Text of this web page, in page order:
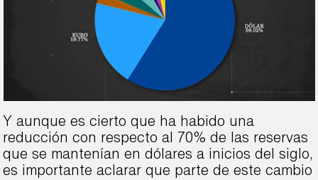
Y aunque es cierto que ha habido una
reducción con respecto al 70% de las reservas
que se mantenían en dólares a inicios del siglo,
es importante aclarar que parte de este cambio